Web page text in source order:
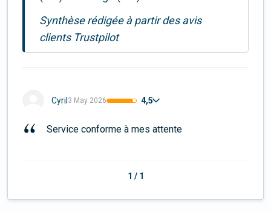
Synthèse rédigée à partir des avis
clients Trustpilot
Cyril 3 May 2026 4,5
Service conforme à mes attente
1 / 1